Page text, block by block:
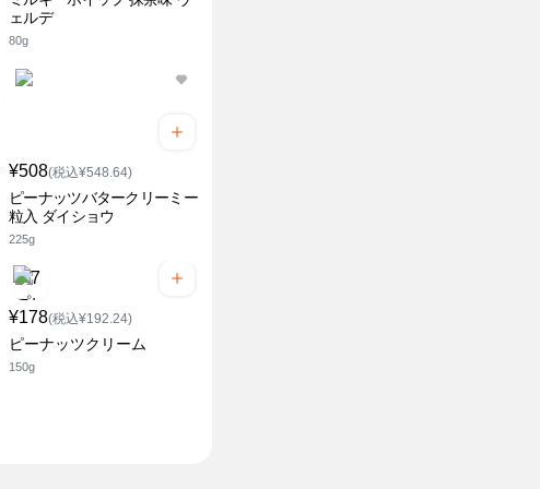
ェルデ
80g
¥508(税込¥548.64)
ピーナッツバタークリーミー
粒入 ダイショウ
225g
¥178(税込¥192.24)
ピーナッツクリーム
150g